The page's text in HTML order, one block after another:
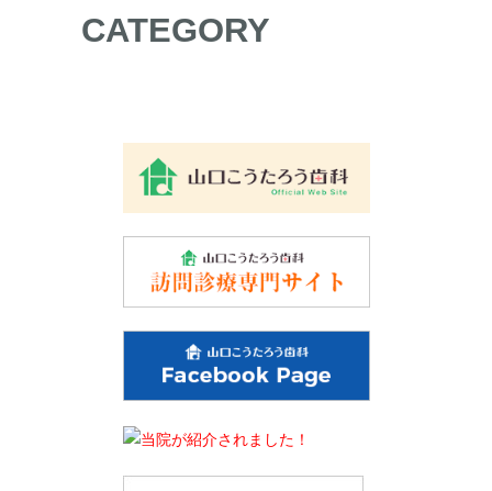
CATEGORY